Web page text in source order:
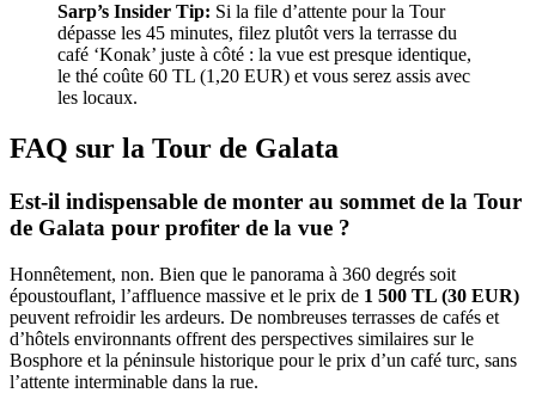
Sarp’s Insider Tip: Si la file d’attente pour la Tour
dépasse les 45 minutes, filez plutôt vers la terrasse du
café ‘Konak’ juste à côté : la vue est presque identique,
le thé coûte 60 TL (1,20 EUR) et vous serez assis avec
les locaux.
FAQ sur la Tour de Galata
Est-il indispensable de monter au sommet de la Tour
de Galata pour profiter de la vue ?
Honnêtement, non. Bien que le panorama à 360 degrés soit
époustouflant, l’affluence massive et le prix de 1 500 TL (30 EUR)
peuvent refroidir les ardeurs. De nombreuses terrasses de cafés et
d’hôtels environnants offrent des perspectives similaires sur le
Bosphore et la péninsule historique pour le prix d’un café turc, sans
l’attente interminable dans la rue.